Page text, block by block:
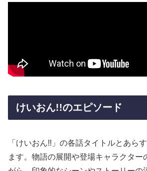
けいおん!!のエピソード
「けいおん!!」の各話タイトルとあら
ます。物語の展開や登場キャラクター